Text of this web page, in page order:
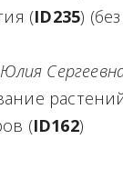
(ID235)
(ID162)